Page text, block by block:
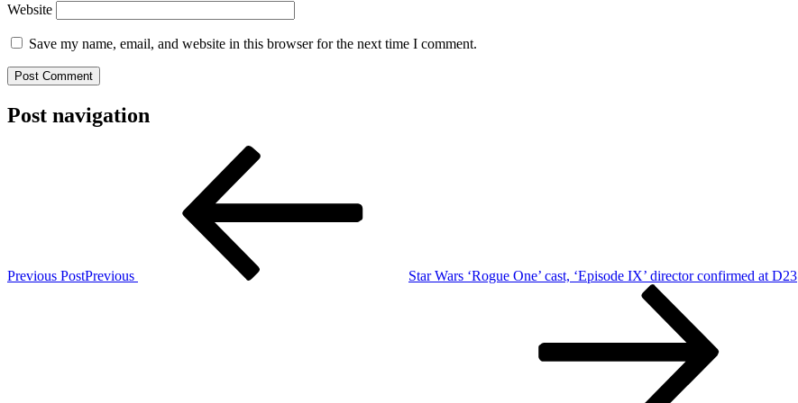
Website
Save my name, email, and website in this browser for the next time I comment.
Post navigation
Previous PostPrevious Star Wars ‘Rogue One’ cast, ‘Episode IX’ director confirmed at D23